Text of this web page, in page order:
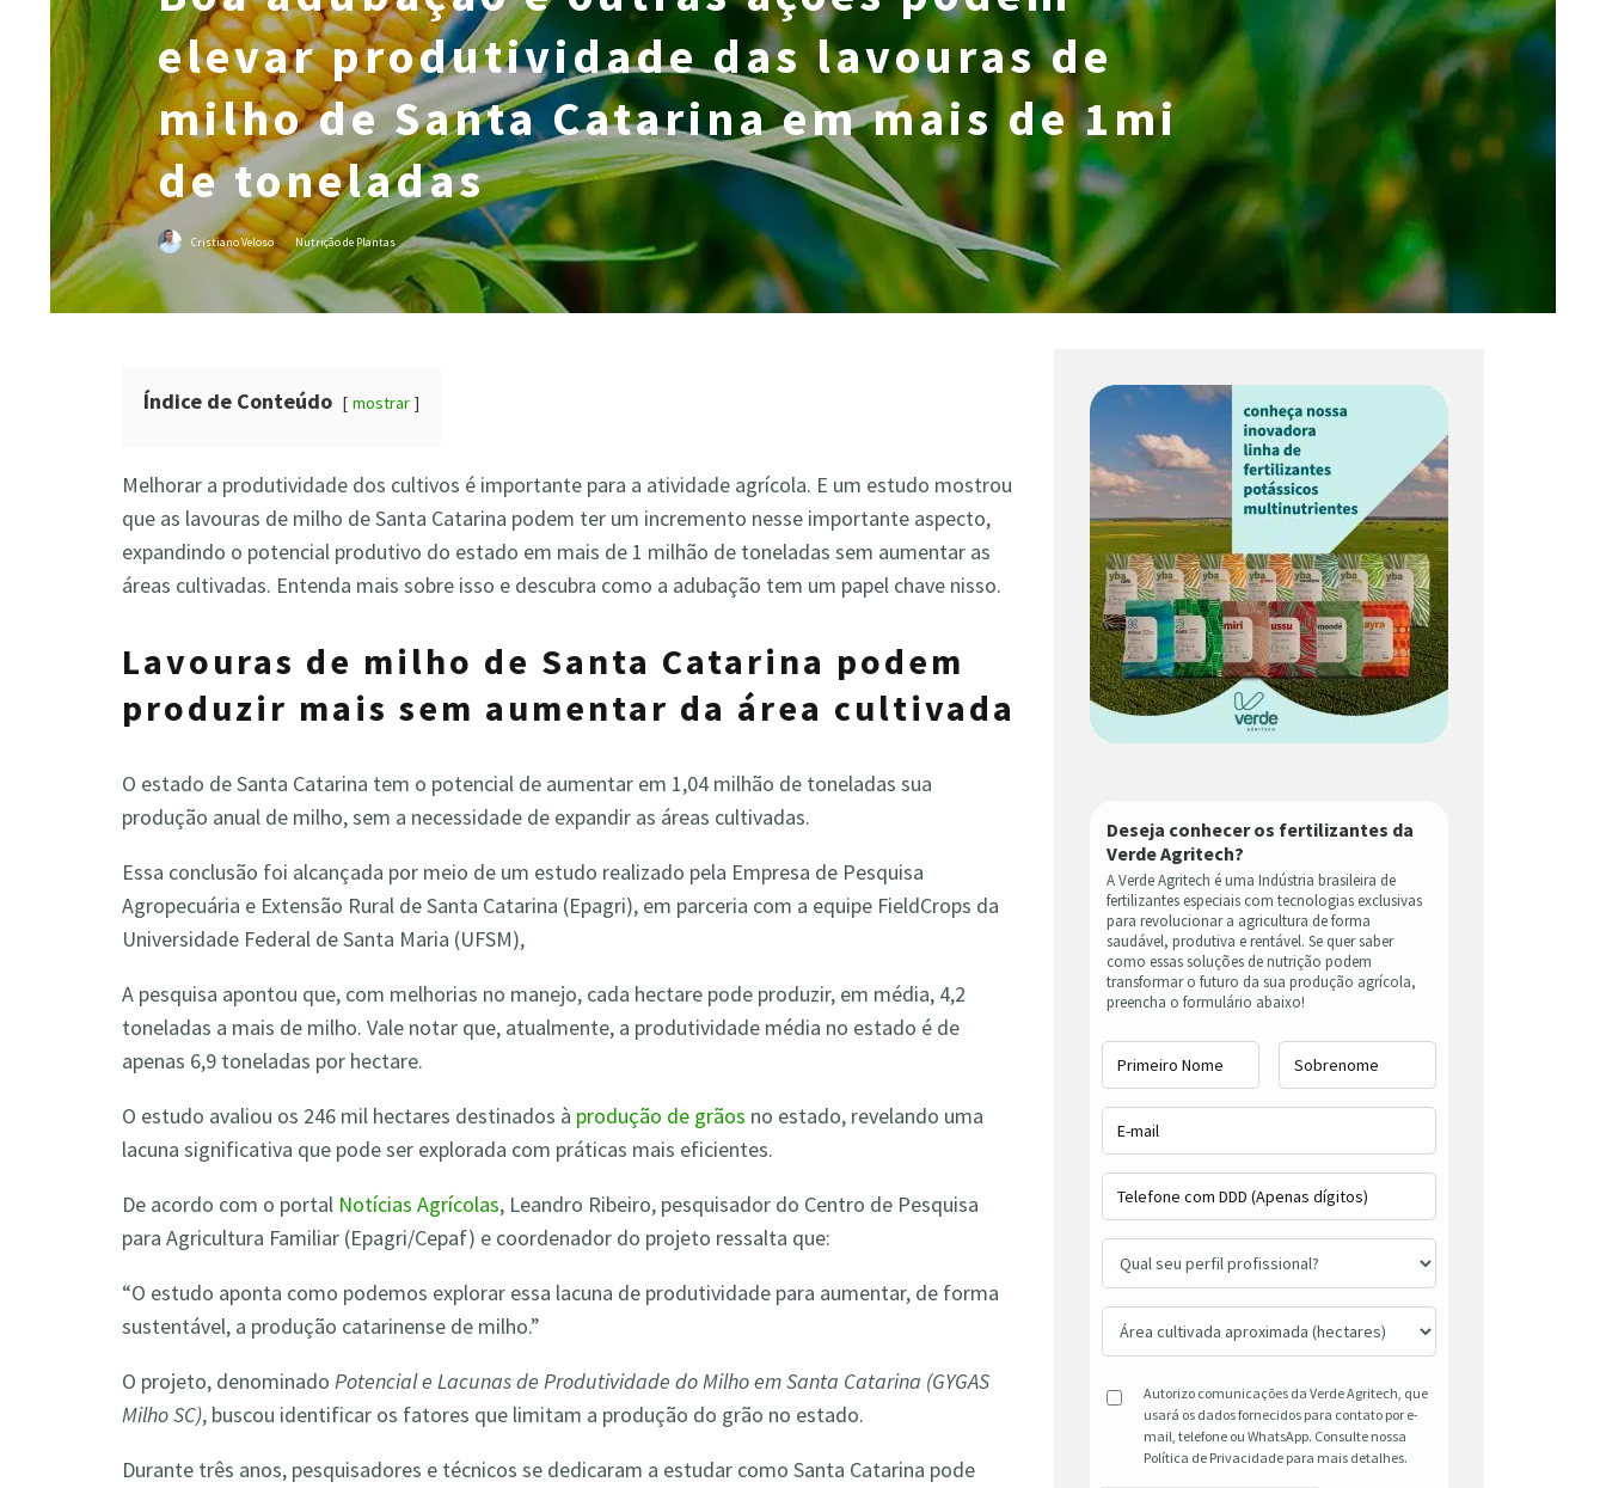
elevar produtividade das lavouras de
milho de Santa Catarina em mais de 1mi
de toneladas
Cristiano Veloso · Nutrição de Plantas
Índice de Conteúdo mostrar
Melhorar a produtividade dos cultivos é importante para a atividade agrícola. E um estudo mostrou
que as lavouras de milho de Santa Catarina podem ter um incremento nesse importante aspecto,
expandindo o potencial produtivo do estado em mais de 1 milhão de toneladas sem aumentar as
áreas cultivadas. Entenda mais sobre isso e descubra como a adubação tem um papel chave nisso.
Lavouras de milho de Santa Catarina podem
produzir mais sem aumentar da área cultivada
O estado de Santa Catarina tem o potencial de aumentar em 1,04 milhão de toneladas sua
produção anual de milho, sem a necessidade de expandir as áreas cultivadas.
Essa conclusão foi alcançada por meio de um estudo realizado pela Empresa de Pesquisa
Agropecuária e Extensão Rural de Santa Catarina (Epagri), em parceria com a equipe FieldCrops da
Universidade Federal de Santa Maria (UFSM),
A pesquisa apontou que, com melhorias no manejo, cada hectare pode produzir, em média, 4,2
toneladas a mais de milho. Vale notar que, atualmente, a produtividade média no estado é de
apenas 6,9 toneladas por hectare.
O estudo avaliou os 246 mil hectares destinados à produção de grãos no estado, revelando uma
lacuna significativa que pode ser explorada com práticas mais eficientes.
De acordo com o portal Notícias Agrícolas, Leandro Ribeiro, pesquisador do Centro de Pesquisa
para Agricultura Familiar (Epagri/Cepaf) e coordenador do projeto ressalta que:
“O estudo aponta como podemos explorar essa lacuna de produtividade para aumentar, de forma
sustentável, a produção catarinense de milho.”
O projeto, denominado Potencial e Lacunas de Produtividade do Milho em Santa Catarina (GYGAS
Milho SC), buscou identificar os fatores que limitam a produção do grão no estado.
Durante três anos, pesquisadores e técnicos se dedicaram a estudar como Santa Catarina pode
Deseja conhecer os fertilizantes da
Verde Agritech?
A Verde Agritech é uma Indústria brasileira de
fertilizantes especiais com tecnologias exclusivas
para revolucionar a agricultura de forma
saudável, produtiva e rentável. Se quer saber
como essas soluções de nutrição podem
transformar o futuro da sua produção agrícola,
preencha o formulário abaixo!
Autorizo comunicações da Verde Agritech, que
usará os dados fornecidos para contato por e-
mail, telefone ou WhatsApp. Consulte nossa
Política de Privacidade para mais detalhes.